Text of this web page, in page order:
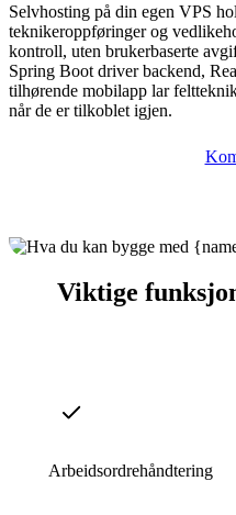
Selvhosting på din egen VPS
teknikeroppføringer og
kontroll, uten brukerbaserte
Spring Boot driver backend,
tilhørende mobilapp lar
når de er tilkoblet igjen.
Viktige
Arbeidsordrehåndtering